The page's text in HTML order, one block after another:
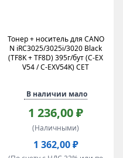
Тонер + носитель для CANO
N iRC3025/3025i/3020 Black
(TF8K + TF8D) 395г/бут (C-EX
V54 / C-EXV54K) CET
В наличии мало
1 236,00 ₽
(Наличными)
1 362,00 ₽